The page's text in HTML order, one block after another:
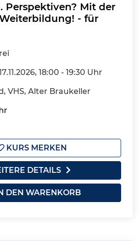
Perspektiven? Mit der
- für
18:00 - 19:30 Uhr
VHS, Alter Braukeller
KURS MERKEN
DETAILS
DEN WARENKORB